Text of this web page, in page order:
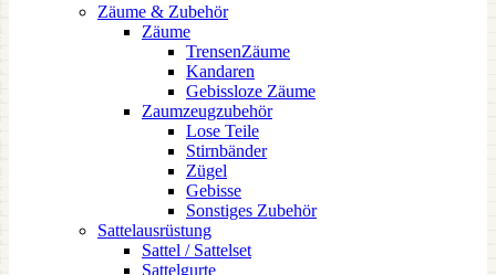
Zäume & Zubehör
Zäume
TrensenZäume
Kandaren
Gebissloze Zäume
Zaumzeugzubehör
Lose Teile
Stirnbänder
Zügel
Gebisse
Sonstiges Zubehör
Sattelausrüstung
Sattel / Sattelset
Sattelgurte